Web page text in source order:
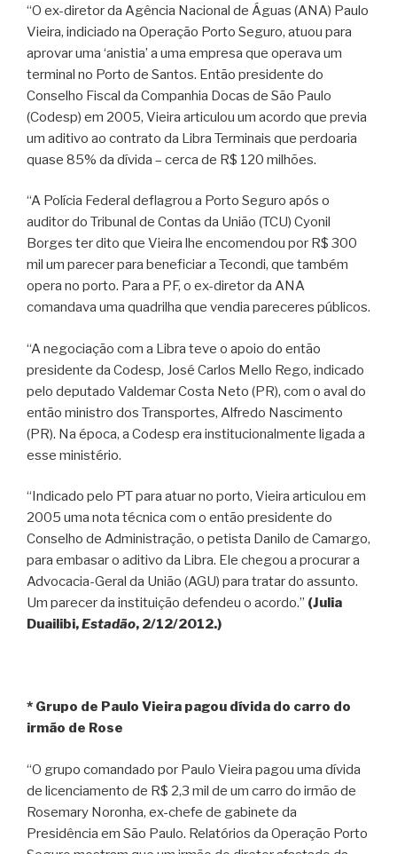
“O ex-diretor da Agência Nacional de Águas (ANA) Paulo
Vieira, indiciado na Operação Porto Seguro, atuou para
aprovar uma ‘anistia’ a uma empresa que operava um
terminal no Porto de Santos. Então presidente do
Conselho Fiscal da Companhia Docas de São Paulo
(Codesp) em 2005, Vieira articulou um acordo que previa
um aditivo ao contrato da Libra Terminais que perdoaria
quase 85% da dívida – cerca de R$ 120 milhões.
“A Polícia Federal deflagrou a Porto Seguro após o
auditor do Tribunal de Contas da União (TCU) Cyonil
Borges ter dito que Vieira lhe encomendou por R$ 300
mil um parecer para beneficiar a Tecondi, que também
opera no porto. Para a PF, o ex-diretor da ANA
comandava uma quadrilha que vendia pareceres públicos.
“A negociação com a Libra teve o apoio do então
presidente da Codesp, José Carlos Mello Rego, indicado
pelo deputado Valdemar Costa Neto (PR), com o aval do
então ministro dos Transportes, Alfredo Nascimento
(PR). Na época, a Codesp era institucionalmente ligada a
esse ministério.
“Indicado pelo PT para atuar no porto, Vieira articulou em
2005 uma nota técnica com o então presidente do
Conselho de Administração, o petista Danilo de Camargo,
para embasar o aditivo da Libra. Ele chegou a procurar a
Advocacia-Geral da União (AGU) para tratar do assunto.
Um parecer da instituição defendeu o acordo.” (Julia
Duailibi,Estadão, 2/12/2012.)
* Grupo de Paulo Vieira pagou dívida do carro do
irmão de Rose
“O grupo comandado por Paulo Vieira pagou uma dívida
de licenciamento de R$ 2,3 mil de um carro do irmão de
Rosemary Noronha, ex-chefe de gabinete da
Presidência em São Paulo. Relatórios da Operação Porto